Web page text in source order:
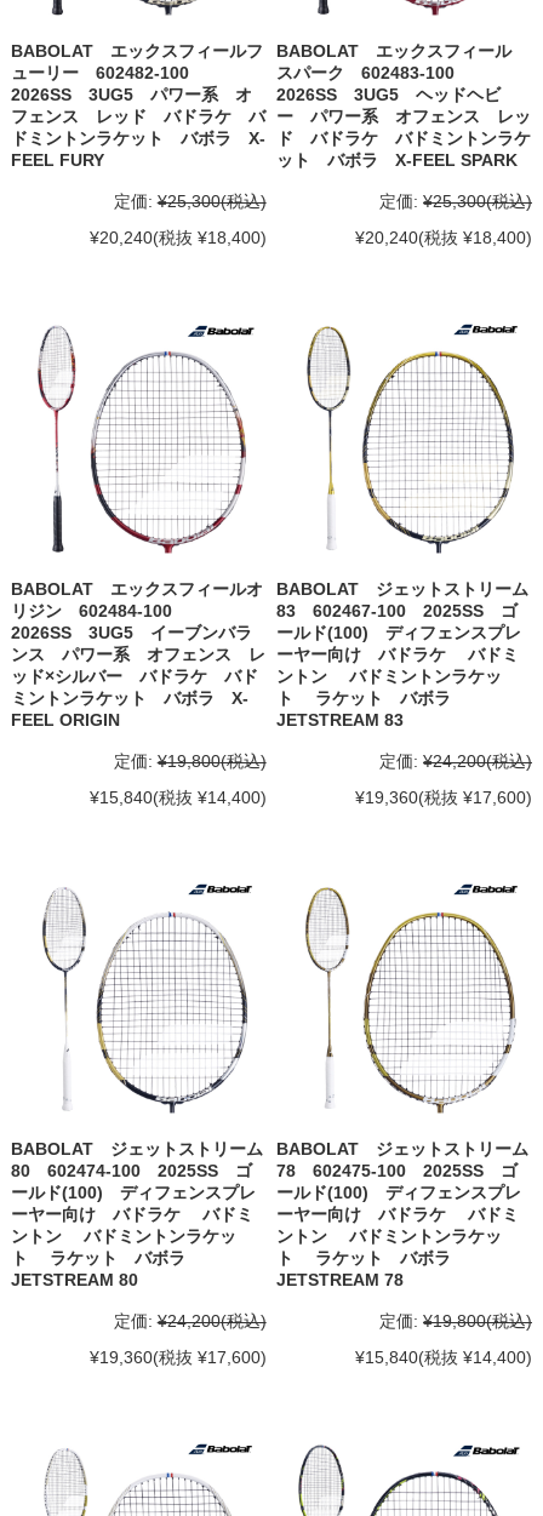
BABOLAT エックスフィールフ
ューリー 602482-100
2026SS 3UG5 パワー系 オ
フェンス レッド バドラケ バ
ドミントンラケット バボラ X-
FEEL FURY
定価: ¥25,300(税込)
¥20,240(税抜 ¥18,400)
BABOLAT エックスフィール
スパーク 602483-100
2026SS 3UG5 ヘッドヘビ
ー パワー系 オフェンス レッ
ド バドラケ バドミントンラケ
ット バボラ X-FEEL SPARK
定価: ¥25,300(税込)
¥20,240(税抜 ¥18,400)
BABOLAT エックスフィールオ
リジン 602484-100
2026SS 3UG5 イーブンバラ
ンス パワー系 オフェンス レ
ッド×シルバー バドラケ バド
ミントンラケット バボラ X-
FEEL ORIGIN
定価: ¥19,800(税込)
¥15,840(税抜 ¥14,400)
BABOLAT ジェットストリーム
83 602467-100 2025SS ゴ
ールド(100) ディフェンスプレ
ーヤー向け バドラケ バドミ
ントン バドミントンラケッ
ト ラケット バボラ
JETSTREAM 83
定価: ¥24,200(税込)
¥19,360(税抜 ¥17,600)
BABOLAT ジェットストリーム
80 602474-100 2025SS ゴ
ールド(100) ディフェンスプレ
ーヤー向け バドラケ バドミ
ントン バドミントンラケッ
ト ラケット バボラ
JETSTREAM 80
定価: ¥24,200(税込)
¥19,360(税抜 ¥17,600)
BABOLAT ジェットストリーム
78 602475-100 2025SS ゴ
ールド(100) ディフェンスプレ
ーヤー向け バドラケ バドミ
ントン バドミントンラケッ
ト ラケット バボラ
JETSTREAM 78
定価: ¥19,800(税込)
¥15,840(税抜 ¥14,400)